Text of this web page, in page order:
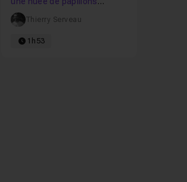
animés avec le système de
particules
Thierry Serveau
1h53